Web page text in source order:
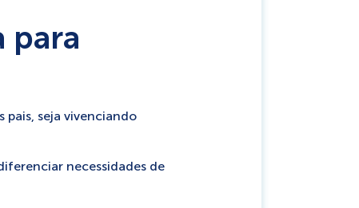
para
pais, seja vivenciando
necessidades de